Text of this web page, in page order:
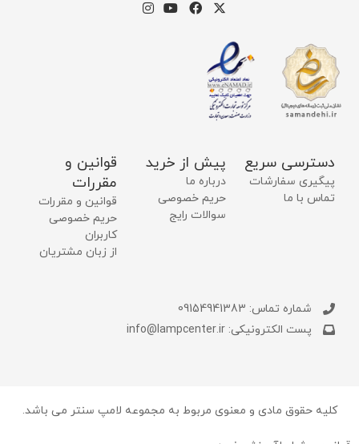
دسترسی سریع
پیگیری سفارشات
تماس با ما
پیش از خرید
درباره ما
حریم خصوصی
سوالات رایج
قوانین و
مقررات
قوانین و مقررات
حریم خصوصی
کاربران
از زبان مشتریان
شماره تماس: 09154941383
پست الکترونیکی: info@lampcenter.ir
کلیه حقوق مادی و معنوی مربوط به مجموعه لامپ سنتر می باشد.